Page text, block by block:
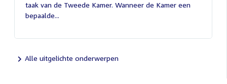
2026
taak van de Tweede Kamer. Wanneer de Kamer een
bepaalde...
Alle uitgelichte onderwerpen